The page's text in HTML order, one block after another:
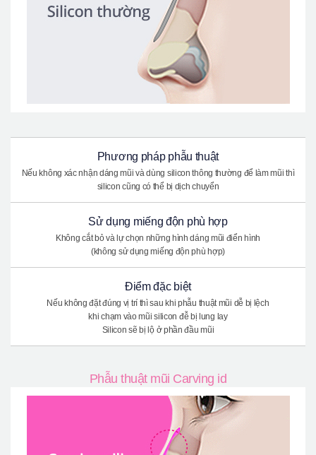
Phương pháp phẫu thuật
Nếu không xác nhận dáng mũi và dùng silicon thông thường để làm mũi thì
silicon cũng có thể bị dịch chuyển
Sử dụng miếng độn phù hợp
Không cắt bỏ và lự chọn những hình dáng mũi điển hình
(không sử dụng miếng độn phù hợp)
Điểm đặc biệt
Nếu không đặt đúng vị trí thì sau khi phẫu thuật mũi dễ bị lệch
khi chạm vào mũi silicon đễ bị lung lay
Silicon sẽ bị lộ ở phần đầu mũi
Phẫu thuật mũi Carving id